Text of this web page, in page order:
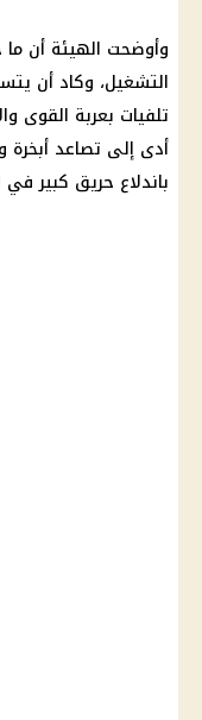
وأوضحت الهيئة أن
التشغيل، وكاد أن
تلفيات بعربة القوى
أدى إلى تصاعد أبخرة
باندلاع حريق كبير